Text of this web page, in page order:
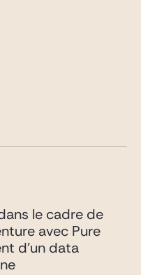
le cadre de
avec Pure
d’un data